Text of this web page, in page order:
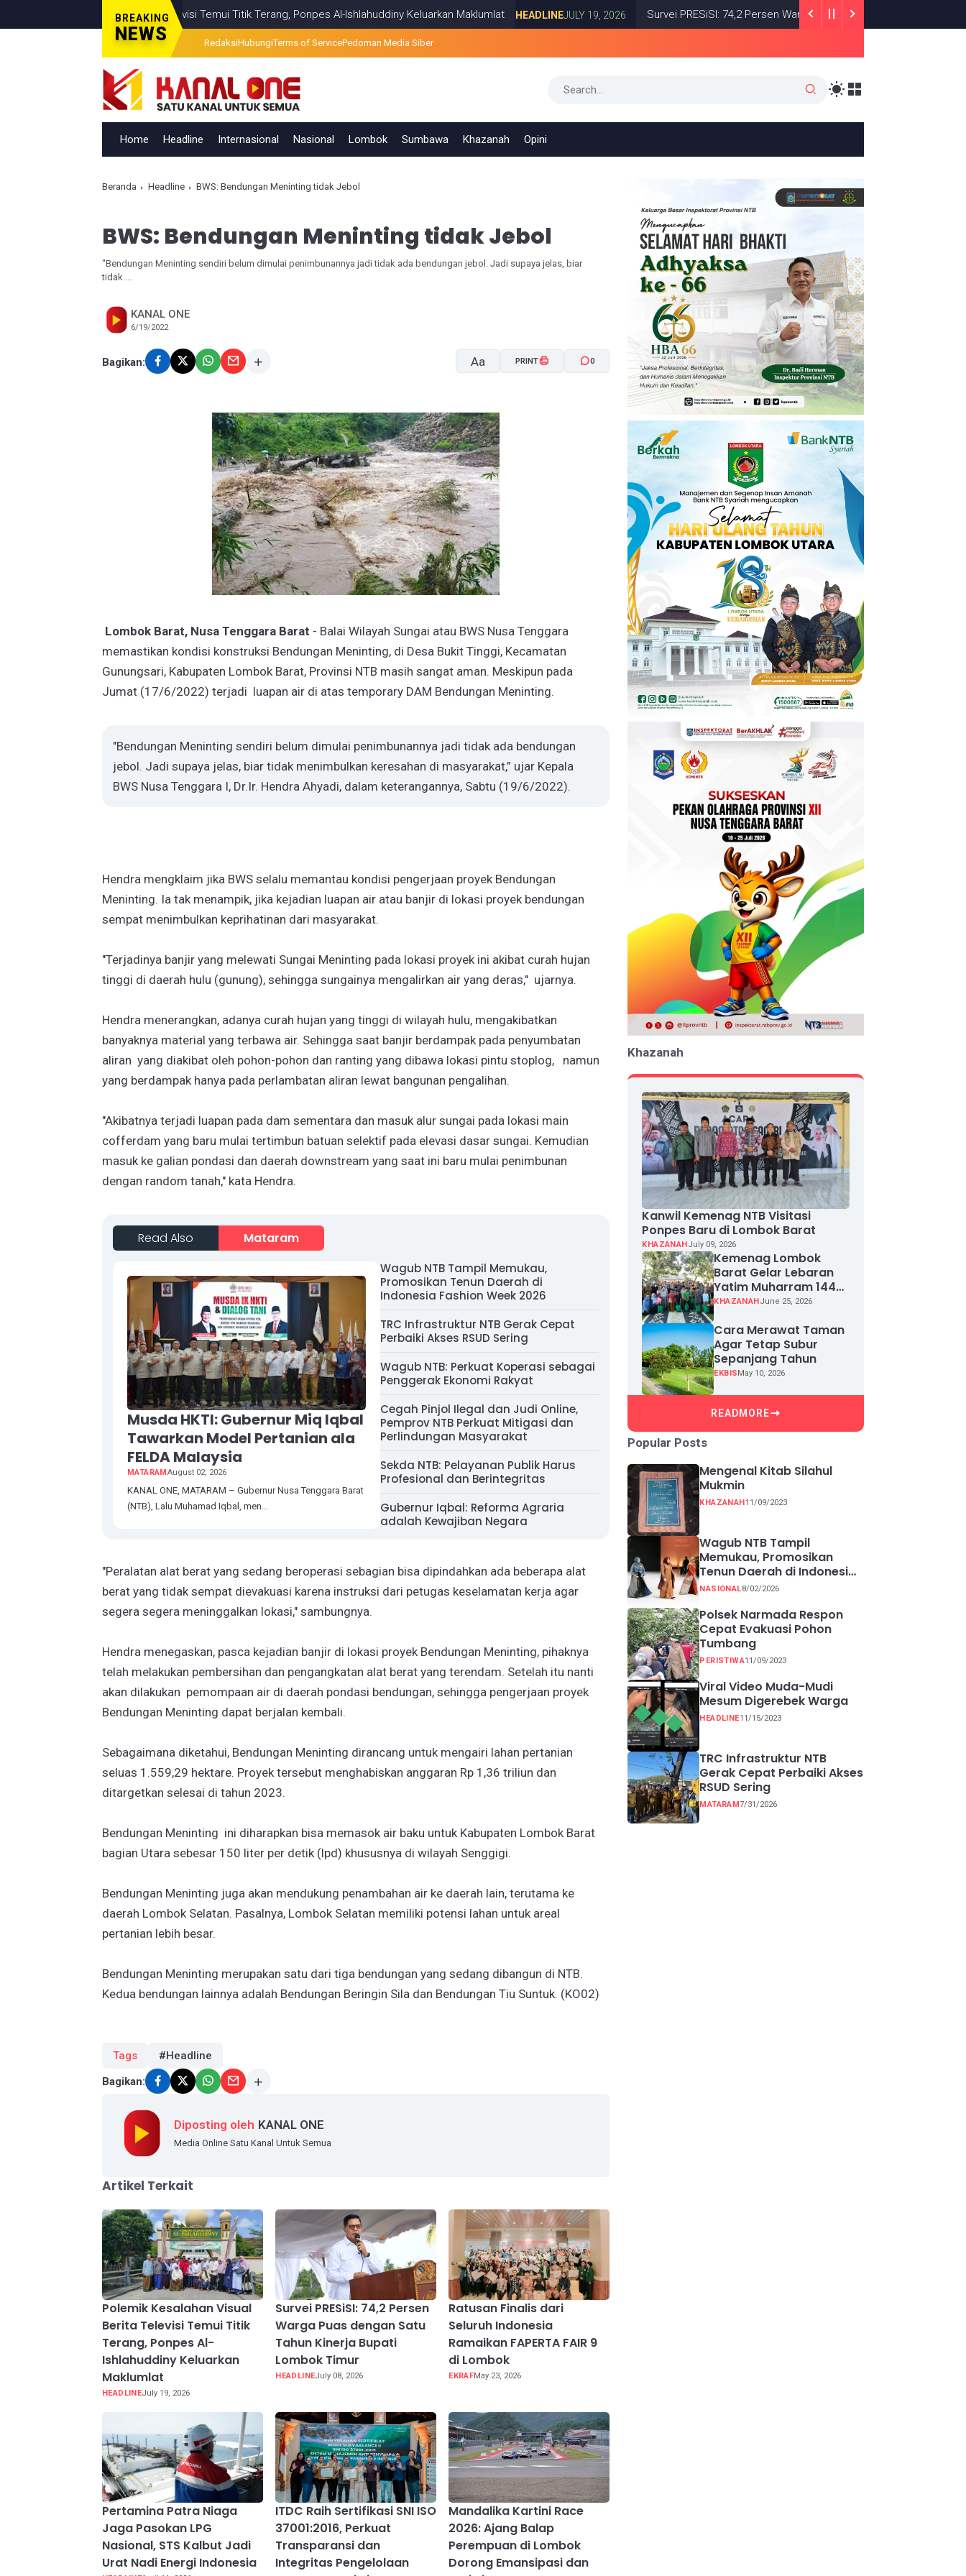
BREAKING
NEWS
Visual Berita Televisi Temui Titik Terang, Ponpes Al-Ishlahuddiny Keluarkan Maklumlat HEADLINE JULY 19, 2026 Survei PRESiSI: 74,2 Persen Warga Puas dengan Satu Tahun Kinerja Bupati
RedaksiHubungiTerms of ServicePedoman Media Siber
Home Headline Internasional Nasional Lombok Sumbawa Khazanah Opini
Beranda Headline BWS: Bendungan Meninting tidak Jebol
BWS: Bendungan Meninting tidak Jebol
"Bendungan Meninting sendiri belum dimulai penimbunannya jadi tidak ada bendungan jebol. Jadi supaya jelas, biar
tidak....
KANAL ONE
6/19/2022
Bagikan: Aa PRINT 0
Lombok Barat, Nusa Tenggara Barat - Balai Wilayah Sungai atau BWS Nusa Tenggara
memastikan kondisi konstruksi Bendungan Meninting, di Desa Bukit Tinggi, Kecamatan
Gunungsari, Kabupaten Lombok Barat, Provinsi NTB masih sangat aman. Meskipun pada
Jumat (17/6/2022) terjadi luapan air di atas temporary DAM Bendungan Meninting.
"Bendungan Meninting sendiri belum dimulai penimbunannya jadi tidak ada bendungan
jebol. Jadi supaya jelas, biar tidak menimbulkan keresahan di masyarakat,” ujar Kepala
BWS Nusa Tenggara I, Dr.Ir. Hendra Ahyadi, dalam keterangannya, Sabtu (19/6/2022).
Hendra mengklaim jika BWS selalu memantau kondisi pengerjaan proyek Bendungan
Meninting. Ia tak menampik, jika kejadian luapan air atau banjir di lokasi proyek bendungan
sempat menimbulkan keprihatinan dari masyarakat.
"Terjadinya banjir yang melewati Sungai Meninting pada lokasi proyek ini akibat curah hujan
tinggi di daerah hulu (gunung), sehingga sungainya mengalirkan air yang deras," ujarnya.
Hendra menerangkan, adanya curah hujan yang tinggi di wilayah hulu, mengakibatkan
banyaknya material yang terbawa air. Sehingga saat banjir berdampak pada penyumbatan
aliran yang diakibat oleh pohon-pohon dan ranting yang dibawa lokasi pintu stoplog, namun
yang berdampak hanya pada perlambatan aliran lewat bangunan pengalihan.
"Akibatnya terjadi luapan pada dam sementara dan masuk alur sungai pada lokasi main
cofferdam yang baru mulai tertimbun batuan selektif pada elevasi dasar sungai. Kemudian
masuk ke galian pondasi dan daerah downstream yang saat ini baru mulai penimbunan
dengan random tanah," kata Hendra.
Read Also Mataram
Musda HKTI: Gubernur Miq Iqbal
Tawarkan Model Pertanian ala
FELDA Malaysia
MATARAMAugust 02, 2026
KANAL ONE, MATARAM – Gubernur Nusa Tenggara Barat
(NTB), Lalu Muhamad Iqbal, men...
Wagub NTB Tampil Memukau,
Promosikan Tenun Daerah di
Indonesia Fashion Week 2026
TRC Infrastruktur NTB Gerak Cepat
Perbaiki Akses RSUD Sering
Wagub NTB: Perkuat Koperasi sebagai
Penggerak Ekonomi Rakyat
Cegah Pinjol Ilegal dan Judi Online,
Pemprov NTB Perkuat Mitigasi dan
Perlindungan Masyarakat
Sekda NTB: Pelayanan Publik Harus
Profesional dan Berintegritas
Gubernur Iqbal: Reforma Agraria
adalah Kewajiban Negara
"Peralatan alat berat yang sedang beroperasi sebagian bisa dipindahkan ada beberapa alat
berat yang tidak sempat dievakuasi karena instruksi dari petugas keselamatan kerja agar
segera segera meninggalkan lokasi," sambungnya.
Hendra menegaskan, pasca kejadian banjir di lokasi proyek Bendungan Meninting, pihaknya
telah melakukan pembersihan dan pengangkatan alat berat yang terendam. Setelah itu nanti
akan dilakukan pemompaan air di daerah pondasi bendungan, sehingga pengerjaan proyek
Bendungan Meninting dapat berjalan kembali.
Sebagaimana diketahui, Bendungan Meninting dirancang untuk mengairi lahan pertanian
seluas 1.559,29 hektare. Proyek tersebut menghabiskan anggaran Rp 1,36 triliun dan
ditargetkan selesai di tahun 2023.
Bendungan Meninting ini diharapkan bisa memasok air baku untuk Kabupaten Lombok Barat
bagian Utara sebesar 150 liter per detik (lpd) khususnya di wilayah Senggigi.
Bendungan Meninting juga akan mendukung penambahan air ke daerah lain, terutama ke
daerah Lombok Selatan. Pasalnya, Lombok Selatan memiliki potensi lahan untuk areal
pertanian lebih besar.
Bendungan Meninting merupakan satu dari tiga bendungan yang sedang dibangun di NTB.
Kedua bendungan lainnya adalah Bendungan Beringin Sila dan Bendungan Tiu Suntuk. (KO02)
Tags #Headline
Bagikan:
Diposting oleh KANAL ONE
Media Online Satu Kanal Untuk Semua
Artikel Terkait
Polemik Kesalahan Visual
Berita Televisi Temui Titik
Terang, Ponpes Al-
Ishlahuddiny Keluarkan
Maklumlat
HEADLINEJuly 19, 2026
Survei PRESiSI: 74,2 Persen
Warga Puas dengan Satu
Tahun Kinerja Bupati
Lombok Timur
HEADLINEJuly 08, 2026
Ratusan Finalis dari
Seluruh Indonesia
Ramaikan FAPERTA FAIR 9
di Lombok
EKRAFMay 23, 2026
Pertamina Patra Niaga
Jaga Pasokan LPG
Nasional, STS Kalbut Jadi
Urat Nadi Energi Indonesia
ITDC Raih Sertifikasi SNI ISO
37001:2016, Perkuat
Transparansi dan
Integritas Pengelolaan
Mandalika Kartini Race
2026: Ajang Balap
Perempuan di Lombok
Dorong Emansipasi dan
Khazanah
Kanwil Kemenag NTB Visitasi
Ponpes Baru di Lombok Barat
KHAZANAHJuly 09, 2026
Kemenag Lombok
Barat Gelar Lebaran
Yatim Muharram 1448
H, Puluhan Anak Yatim
KHAZANAHJune 25, 2026
Cara Merawat Taman
Agar Tetap Subur
Sepanjang Tahun
EKBISMay 10, 2026
READMORE
Popular Posts
Mengenal Kitab Silahul
Mukmin
KHAZANAH11/09/2023
Wagub NTB Tampil
Memukau, Promosikan
Tenun Daerah di Indonesia
Fashion Week 2026
NASIONAL8/02/2026
Polsek Narmada Respon
Cepat Evakuasi Pohon
Tumbang
PERISTIWA11/09/2023
Viral Video Muda-Mudi
Mesum Digerebek Warga
HEADLINE11/15/2023
TRC Infrastruktur NTB
Gerak Cepat Perbaiki Akses
RSUD Sering
MATARAM7/31/2026